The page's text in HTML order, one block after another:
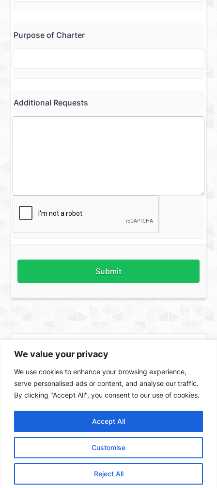
We value your privacy
We use cookies to enhance your browsing experience,
serve personalised ads or content, and analyse our traffic.
By clicking "Accept All", you consent to our use of cookies.
Customise
Reject All
Accept All
Purpose of Charter
Additional Requests
Submit
Facebook
X Instagram
ASSIGN A MENU
Created by Valencia Yachts Private Limited 2018. All Rights